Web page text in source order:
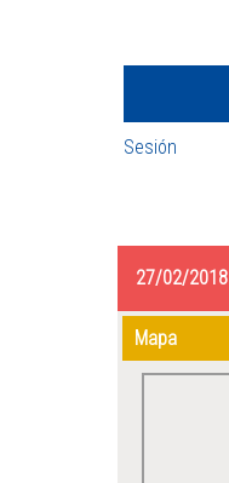
Sesión
27/02/2018
Mapa